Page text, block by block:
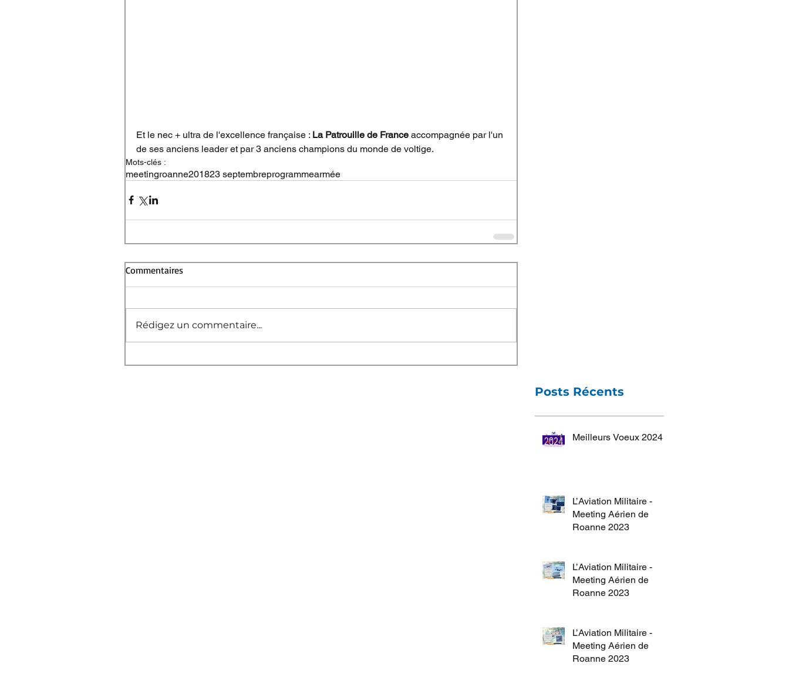
Et le nec + ultra de l'excellence française : La Patrouille de France accompagnée par l'un
de ses anciens leader et par 3 anciens champions du monde de voltige.
Mots-clés :
meetingroanne201823 septembreprogrammearmée
Commentaires
Rédigez un commentaire...
Posts Récents
Meilleurs Voeux 2024
L’Aviation Militaire -
Meeting Aérien de
Roanne 2023
L’Aviation Militaire -
Meeting Aérien de
Roanne 2023
L’Aviation Militaire -
Meeting Aérien de
Roanne 2023